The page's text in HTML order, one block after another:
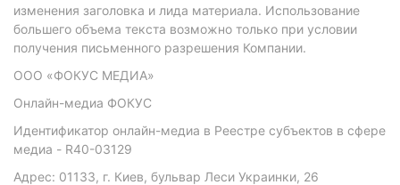
изменения заголовка и лида материала. Использование
большего объема текста возможно только при условии
получения письменного разрешения Компании.
ООО «ФОКУС МЕДИА»
Онлайн-медиа ФОКУС
Идентификатор онлайн-медиа в Реестре субъектов в сфере
медиа - R40-03129
Адрес: 01133, г. Киев, бульвар Леси Украинки, 26